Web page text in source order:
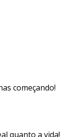
começando!
quanto a vida!